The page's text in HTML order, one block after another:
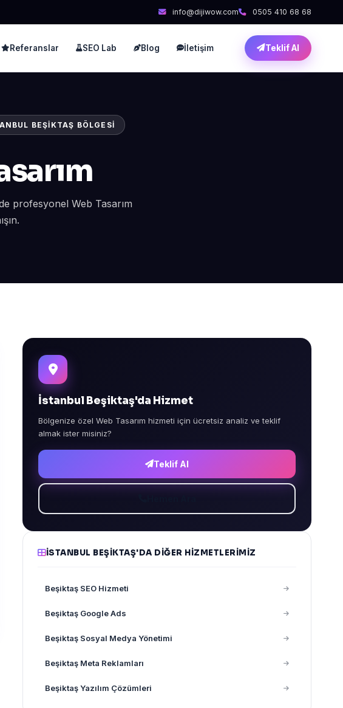
info@dijiwow.com 0505 410 68 68
Referanslar SEO Lab Blog İletişim Teklif Al
BEŞIKTAŞ BÖLGESI
profesyonel Web Tasarım
İstanbul Beşiktaş'da Hizmet
Bölgenize özel Web Tasarım hizmeti için ücretsiz analiz ve teklif
almak ister misiniz?
Teklif Al
İSTANBUL BEŞIKTAŞ'DA DIĞER HIZMETLERIMIZ
Beşiktaş SEO Hizmeti
Beşiktaş Google Ads
Beşiktaş Sosyal Medya Yönetimi
Beşiktaş Meta Reklamları
Beşiktaş Yazılım Çözümleri